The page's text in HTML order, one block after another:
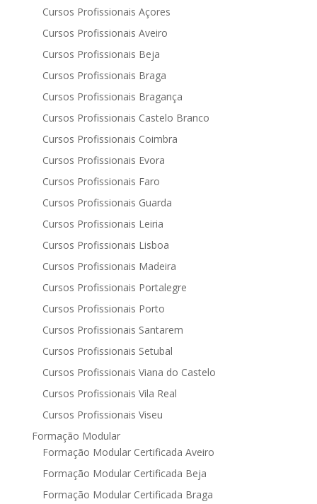
Cursos Profissionais Açores
Cursos Profissionais Aveiro
Cursos Profissionais Beja
Cursos Profissionais Braga
Cursos Profissionais Bragança
Cursos Profissionais Castelo Branco
Cursos Profissionais Coimbra
Cursos Profissionais Evora
Cursos Profissionais Faro
Cursos Profissionais Guarda
Cursos Profissionais Leiria
Cursos Profissionais Lisboa
Cursos Profissionais Madeira
Cursos Profissionais Portalegre
Cursos Profissionais Porto
Cursos Profissionais Santarem
Cursos Profissionais Setubal
Cursos Profissionais Viana do Castelo
Cursos Profissionais Vila Real
Cursos Profissionais Viseu
Formação Modular
Formação Modular Certificada Aveiro
Formação Modular Certificada Beja
Formação Modular Certificada Braga